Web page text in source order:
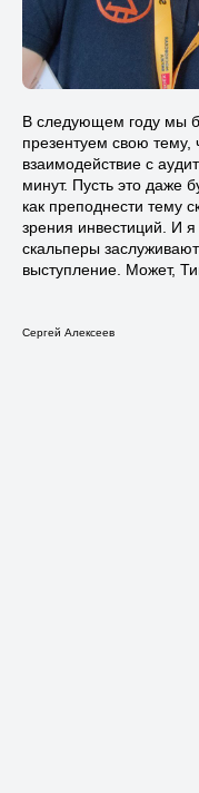
В следующем году мы
презентуем свою
взаимодействие с
минут. Пусть это даже
как преподнести тему
зрения инвестиций. И
скальперы
выступление. Может,
Сергей Алексеев